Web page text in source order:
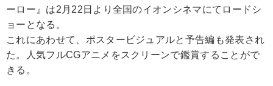
ーロー』は2月22日より全国のイオンシネマにてロードシ
ョーとなる。
これにあわせて、ポスタービジュアルと予告編も発表され
た。人気フルCGアニメをスクリーンで鑑賞することがで
きる。